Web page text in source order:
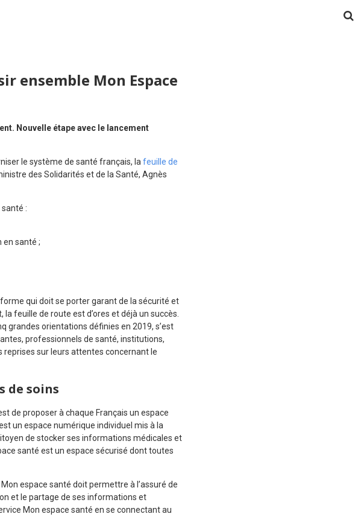
ensemble Mon Espace
Nouvelle étape avec le lancement
le système de santé français, la feuille de
des Solidarités et de la Santé, Agnès
:
en santé ;
qui doit se porter garant de la sécurité et
feuille de route est d’ores et déjà un succès.
grandes orientations définies en 2019, s’est
professionnels de santé, institutions,
reprises sur leurs attentes concernant le
de soins
de proposer à chaque Français un espace
un espace numérique individuel mis à la
de stocker ses informations médicales et
santé est un espace sécurisé dont toutes
espace santé doit permettre à l’assuré de
et le partage de ses informations et
Mon espace santé en se connectant au